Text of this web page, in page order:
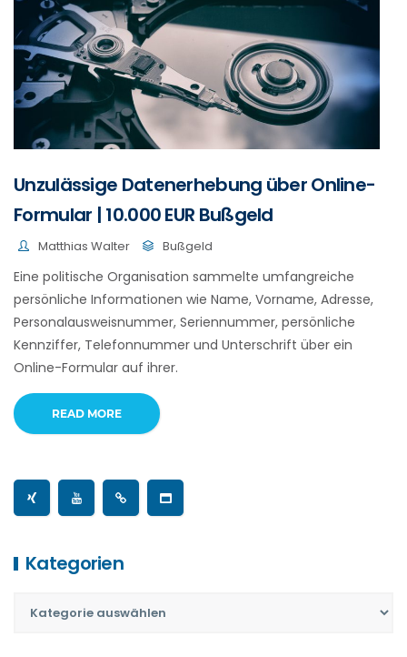
Unzulässige Datenerhebung über Online-
Formular | 10.000 EUR Bußgeld
Matthias Walter Bußgeld
Eine politische Organisation sammelte umfangreiche
persönliche Informationen wie Name, Vorname, Adresse,
Personalausweisnummer, Seriennummer, persönliche
Kennziffer, Telefonnummer und Unterschrift über ein
Online-Formular auf ihrer.
READ MORE
Kategorien